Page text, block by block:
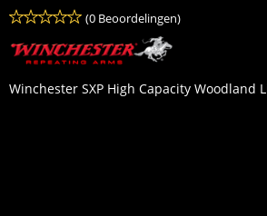
(0 Beoordelingen)
Winchester SXP High Capacity Woodland